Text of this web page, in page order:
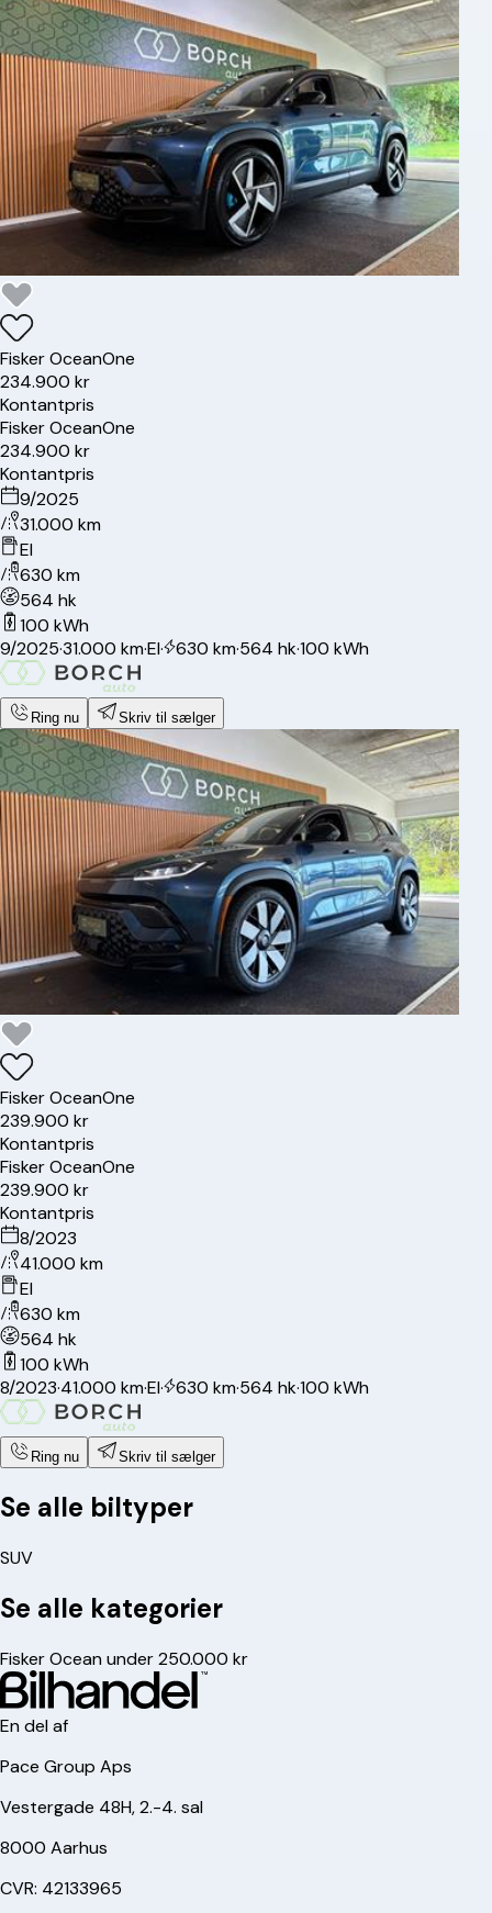
FiskerOceanOne
234.900 kr
Kontantpris
FiskerOceanOne
234.900 kr
Kontantpris
9/2025
31.000 km
El
630 km
564 hk
100 kWh
9/2025·31.000 km·El· 630 km·564 hk·100 kWh
Ring nu Skriv til sælger
FiskerOceanOne
239.900 kr
Kontantpris
FiskerOceanOne
239.900 kr
Kontantpris
8/2023
41.000 km
El
630 km
564 hk
100 kWh
8/2023·41.000 km·El· 630 km·564 hk·100 kWh
Ring nu Skriv til sælger
Se alle biltyper
SUV
Se alle kategorier
Fisker Ocean under 250.000 kr
En del af
Pace Group Aps
Vestergade 48H, 2.-4. sal
8000 Aarhus
CVR: 42133965